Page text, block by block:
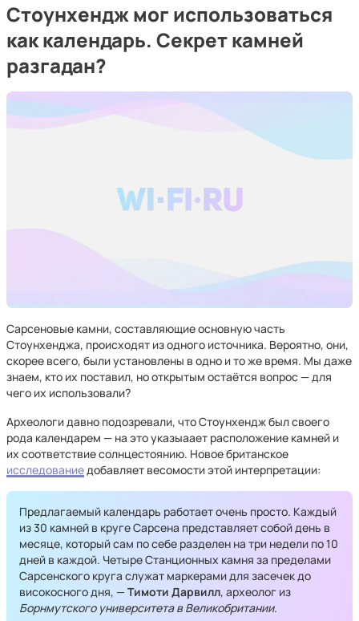
Стоунхендж мог использоваться
как календарь. Секрет камней
разгадан?
Сарсеновые камни, составляющие основную часть
Стоунхенджа, происходят из одного источника. Вероятно, они,
скорее всего, были установлены в одно и то же время. Мы даже
знаем, кто их поставил, но открытым остаётся вопрос — для
чего их использовали?
Археологи давно подозревали, что Стоунхендж был своего
рода календарем — на это указыаает расположение камней и
их соответствие солнцестоянию. Новое британское
исследованиедобавляет весомости этой интерпретации:
Предлагаемый календарь работает очень просто. Каждый
из 30 камней в круге Сарсена представляет собой день в
месяце, который сам по себе разделен на три недели по 10
дней в каждой. Четыре Станционных камня за пределами
Сарсенского круга служат маркерами для засечек до
високосного дня, — Тимоти Дарвилл, археолог из
Борнмутского университета в Великобритании.